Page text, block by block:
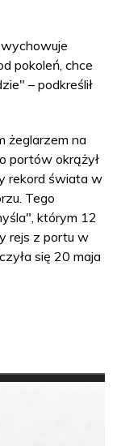
pokoleń, chce
– podkreślił
żeglarzem na
portów okrążył
rekord świata w
Tego
którym 12
rejs z portu w
się 20 maja